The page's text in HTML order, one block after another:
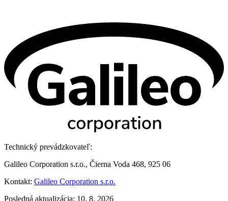
Technický prevádzkovateľ:
Galileo Corporation s.r.o., Čierna Voda 468, 925 06
Kontakt: Galileo Corporation s.r.o.
Posledná aktualizácia: 10. 8. 2026